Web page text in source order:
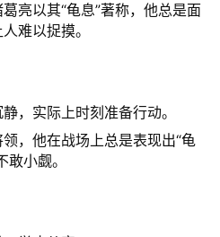
亮以其“龟息”著称，他总是面
难以捉摸。
，实际上时刻准备行动。
，他在战场上总是表现出“龟
小觑。